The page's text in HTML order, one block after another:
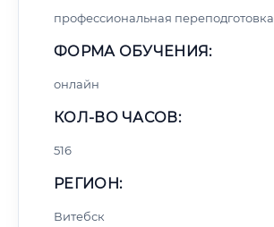
профессиональная переподготовка
ФОРМА ОБУЧЕНИЯ:
онлайн
КОЛ-ВО ЧАСОВ:
516
РЕГИОН:
Витебск